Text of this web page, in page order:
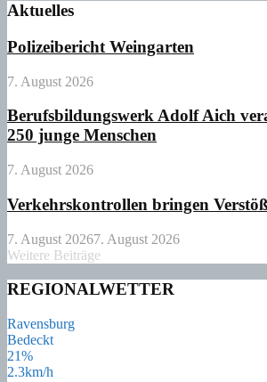
Aktuelles
Polizeibericht Weingarten
7. August 2026
Berufsbildungswerk Adolf Aich
250 junge Menschen
7. August 2026
Verkehrskontrollen bringen
7. August 20267. August 2026
Weitere Beiträge
REGIONALWETTER
Ravensburg
Bedeckt
21%
2.3km/h